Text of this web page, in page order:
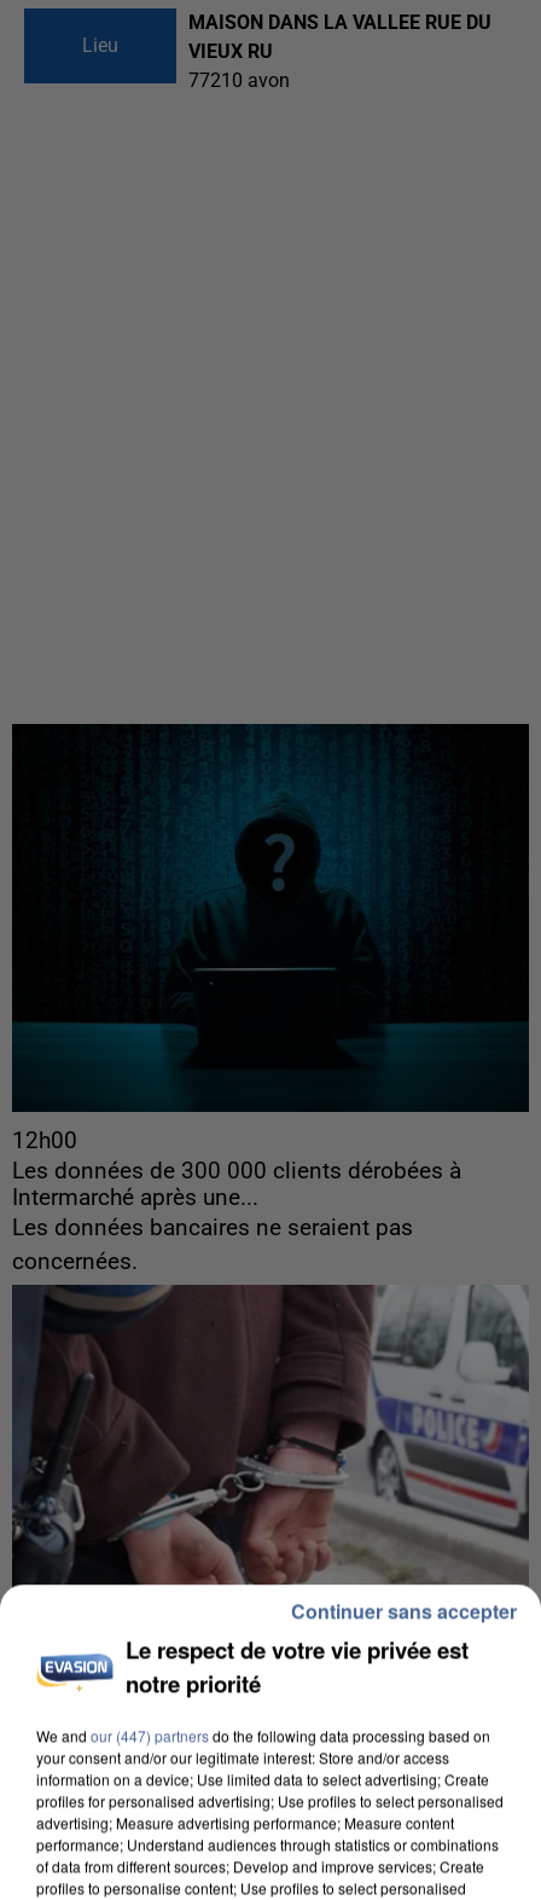
Lieu
MAISON DANS LA VALLEE RUE DU
VIEUX RU
77210 avon
12h00
Les données de 300 000 clients dérobées à
Intermarché après une...
Les données bancaires ne seraient pas
concernées.
Un second cadre de la DZ Mafia interpellé en
Algérie
Un cofondateur du réseau avait été interpellé
quelques jours plus tôt.
Le respect de votre vie privée est
notre priorité
We and our (447) partnersdo the following data processing based on
your consent and/or our legitimate interest: Store and/or access
information on a device; Use limited data to select advertising; Create
profiles for personalised advertising; Use profiles to select personalised
advertising; Measure advertising performance; Measure content
performance; Understand audiences through statistics or combinations
of data from different sources; Develop and improve services; Create
profiles to personalise content; Use profiles to select personalised
Continuer sans accepter